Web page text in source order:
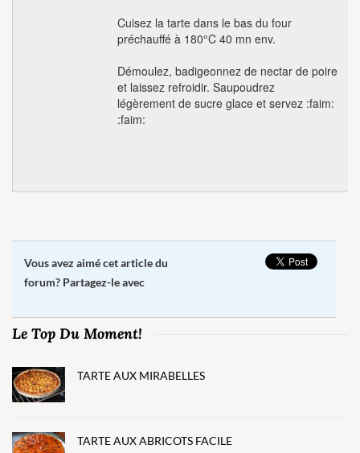
Cuisez la tarte dans le bas du four
préchauffé à 180°C 40 mn env.
Démoulez, badigeonnez de nectar de poire
et laissez refroidir. Saupoudrez
légèrement de sucre glace et servez :faim:
:faim:
Vous avez aimé cet article du
forum? Partagez-le avec
Le Top Du Moment!
TARTE AUX MIRABELLES
TARTE AUX ABRICOTS FACILE